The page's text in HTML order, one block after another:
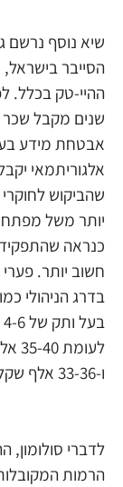
שיא נוסף
הסייבר
שהביקוש
יותר משל
כנראה
חשוב יותר.
בדרג הניהולי
ו-33-36 אלף שקל במקרה של אלגוריתמאי.
לדברי סולומון,
הרמות